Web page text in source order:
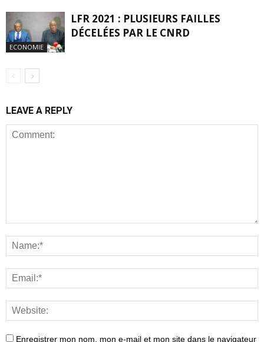
ECONOMIE
LFR 2021 : PLUSIEURS FAILLES
DÉCELÉES PAR LE CNRD
LEAVE A REPLY
Enregistrer mon nom, mon e-mail et mon site dans le navigateur